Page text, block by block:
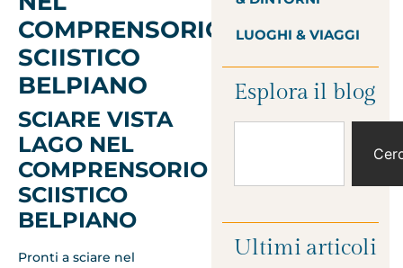
COMPRENSORIO
SCIISTICO
BELPIANO
SCIARE VISTA
LAGO NEL
COMPRENSORIO
SCIISTICO
BELPIANO
Pronti a sciare nel
LUOGHI & VIAGGI
Esplora il blog
Ultimi articoli